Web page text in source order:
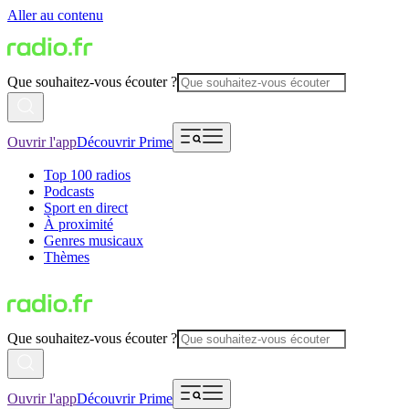
Aller au contenu
Que souhaitez-vous écouter ?
Ouvrir l'appDécouvrir Prime
Top 100 radios
Podcasts
Sport en direct
À proximité
Genres musicaux
Thèmes
Que souhaitez-vous écouter ?
Ouvrir l'appDécouvrir Prime